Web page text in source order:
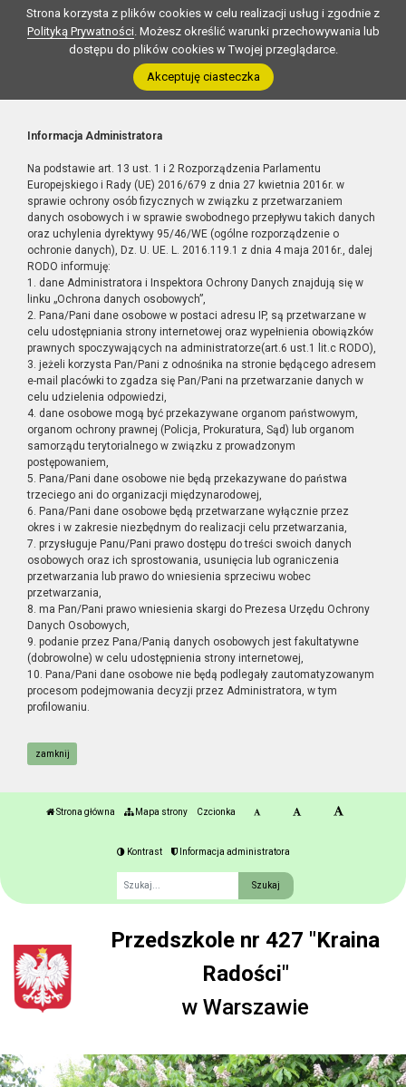
Strona korzysta z plików cookies w celu realizacji usług i zgodnie z
Polityką Prywatności. Możesz określić warunki przechowywania lub
dostępu do plików cookies w Twojej przeglądarce.
Akceptuję ciasteczka
Informacja Administratora
Na podstawie art. 13 ust. 1 i 2 Rozporządzenia Parlamentu
Europejskiego i Rady (UE) 2016/679 z dnia 27 kwietnia 2016r. w
sprawie ochrony osób fizycznych w związku z przetwarzaniem
danych osobowych i w sprawie swobodnego przepływu takich danych
oraz uchylenia dyrektywy 95/46/WE (ogólne rozporządzenie o
ochronie danych), Dz. U. UE. L. 2016.119.1 z dnia 4 maja 2016r., dalej
RODO informuję:
1. dane Administratora i Inspektora Ochrony Danych znajdują się w
linku „Ochrona danych osobowych”,
2. Pana/Pani dane osobowe w postaci adresu IP, są przetwarzane w
celu udostępniania strony internetowej oraz wypełnienia obowiązków
prawnych spoczywających na administratorze(art.6 ust.1 lit.c RODO),
3. jeżeli korzysta Pan/Pani z odnośnika na stronie będącego adresem
e-mail placówki to zgadza się Pan/Pani na przetwarzanie danych w
celu udzielenia odpowiedzi,
4. dane osobowe mogą być przekazywane organom państwowym,
organom ochrony prawnej (Policja, Prokuratura, Sąd) lub organom
samorządu terytorialnego w związku z prowadzonym
postępowaniem,
5. Pana/Pani dane osobowe nie będą przekazywane do państwa
trzeciego ani do organizacji międzynarodowej,
6. Pana/Pani dane osobowe będą przetwarzane wyłącznie przez
okres i w zakresie niezbędnym do realizacji celu przetwarzania,
7. przysługuje Panu/Pani prawo dostępu do treści swoich danych
osobowych oraz ich sprostowania, usunięcia lub ograniczenia
przetwarzania lub prawo do wniesienia sprzeciwu wobec
przetwarzania,
8. ma Pan/Pani prawo wniesienia skargi do Prezesa Urzędu Ochrony
Danych Osobowych,
9. podanie przez Pana/Panią danych osobowych jest fakultatywne
(dobrowolne) w celu udostępnienia strony internetowej,
10. Pana/Pani dane osobowe nie będą podlegały zautomatyzowanym
procesom podejmowania decyzji przez Administratora, w tym
profilowaniu.
zamknij
Strona główna Mapa strony Czcionka
Kontrast Informacja administratora
Przedszkole nr 427 "Kraina
Radości"
w Warszawie